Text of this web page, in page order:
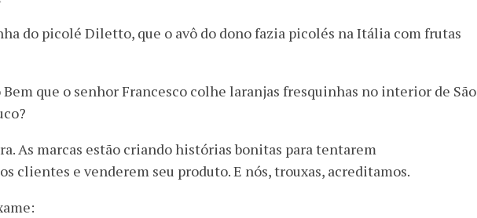
do picolé Diletto, que o avô do dono fazia picolés na Itália com frutas
Bem que o senhor Francesco colhe laranjas fresquinhas no interior de São
As marcas estão criando histórias bonitas para tentarem
clientes e venderem seu produto. E nós, trouxas, acreditamos.